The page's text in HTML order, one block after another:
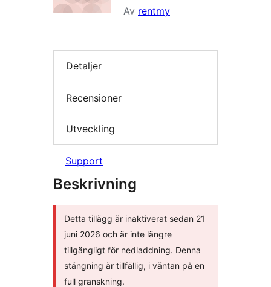
Av rentmy
Detaljer
Recensioner
Utveckling
Support
Beskrivning
Detta tillägg är inaktiverat sedan 21
juni 2026 och är inte längre
tillgängligt för nedladdning. Denna
stängning är tillfällig, i väntan på en
full granskning.